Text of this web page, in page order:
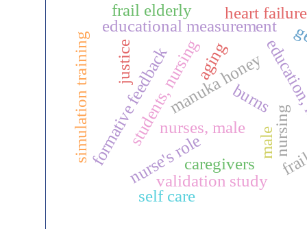
nursing
nurses, male
students, nursing male
nurse's role
educational measurement
formative feedback
simulation training manuka honey
burns
aging
frail elderly
caregivers
validation study
justice
heart failure
self care